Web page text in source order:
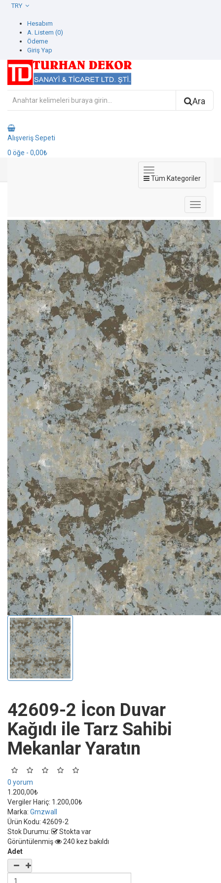
Hesabım
A. Listem (0)
Ödeme
Giriş Yap
Ara
Alışveriş Sepeti
0 öğe - 0,00₺
Tüm Kategoriler
42609-2 İcon Duvar
Kağıdı ile Tarz Sahibi
Mekanlar Yaratın
0 yorum
1.200,00₺
Vergiler Hariç: 1.200,00₺
Marka: Gmzwall
Ürün Kodu: 42609-2
Stok Durumu:
Stokta var
Görüntülenmiş
240 kez bakıldı
Adet